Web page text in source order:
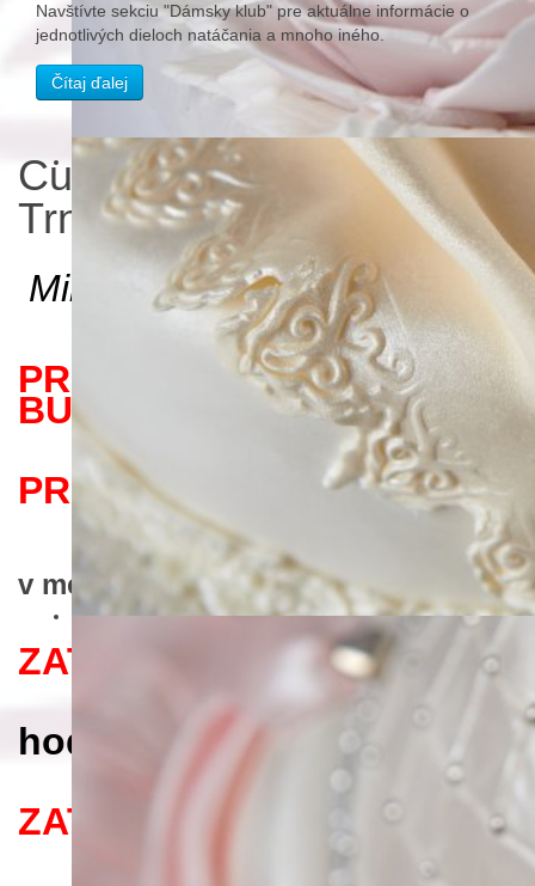
Navštívte sekciu "Dámsky klub" pre aktuálne informácie o
jednotlivých dieloch natáčania a mnoho iného.
Čítaj ďalej
Cukrárenská výroba -
Trnava , Majcichov
Milí naši zákazníci
PREDAJŇA ZÁKUSKOV
BUDE OTVORENÁ
POČAS LETNÝCH
PRÁZDNIN NASLEDOVNE
v mesiacoch JÚL a AUGUST ... a to:
- v piatok -
ZATVORENÉ
- v sobotuod 09:00
hod. do 18:00 hod.
- v piatok -
ZATVORENÉ